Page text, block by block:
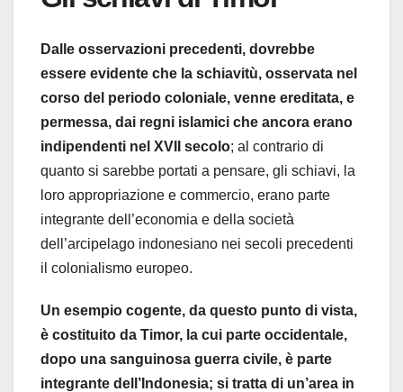
Dalle osservazioni precedenti, dovrebbe
essere evidente che la schiavitù, osservata nel
corso del periodo coloniale, venne ereditata, e
permessa, dai regni islamici che ancora erano
indipendenti nel XVII secolo; al contrario di
quanto si sarebbe portati a pensare, gli schiavi, la
loro appropriazione e commercio, erano parte
integrante dell’economia e della società
dell’arcipelago indonesiano nei secoli precedenti
il colonialismo europeo.
Un esempio cogente, da questo punto di vista,
è costituito da Timor, la cui parte occidentale,
dopo una sanguinosa guerra civile, è parte
integrante dell’Indonesia; si tratta di un’area in